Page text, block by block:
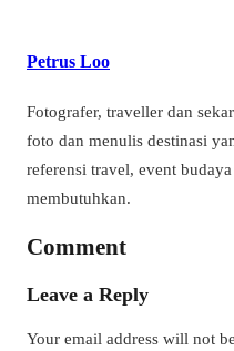
Petrus Loo
Fotografer, traveller dan
foto dan menulis destinasi
referensi travel, event
membutuhkan.
Comment
Leave a Reply
Your email address will not